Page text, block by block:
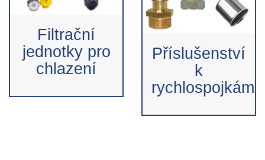
Filtrační
jednotky pro
chlazení
Příslušenství
k
rychlospojkám